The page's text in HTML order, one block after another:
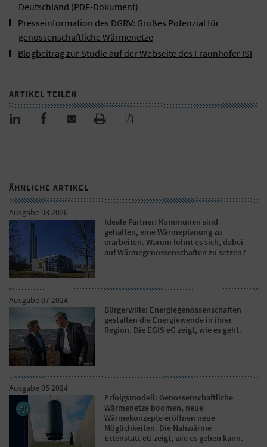
Deutschland (PDF-Dokument)
Presseinformation des DGRV: Großes Potenzial für
genossenschaftliche Wärmenetze
Blogbeitrag zur Studie auf der Webseite des Fraunhofer ISI
ARTIKEL TEILEN
ÄHNLICHE ARTIKEL
Ausgabe 03 2026
Ideale Partner: Kommunen sind
gehalten, eine Wärmeplanung zu
erarbeiten. Warum lohnt es sich, dabei
auf Wärmegenossenschaften zu setzen?
Ausgabe 07 2024
Bürgerwille: Energiegenossenschaften
gestalten die Energiewende in ihrer
Region. Die EGIS eG zeigt, wie es geht.
Ausgabe 05 2024
Erfolgsmodell: Genossenschaftliche
Wärmenetze boomen, neue
Wärmekonzepte eröffnen neue
Möglichkeiten. Die Nahwärme
Ettenstatt eG zeigt, wie es gehen kann.